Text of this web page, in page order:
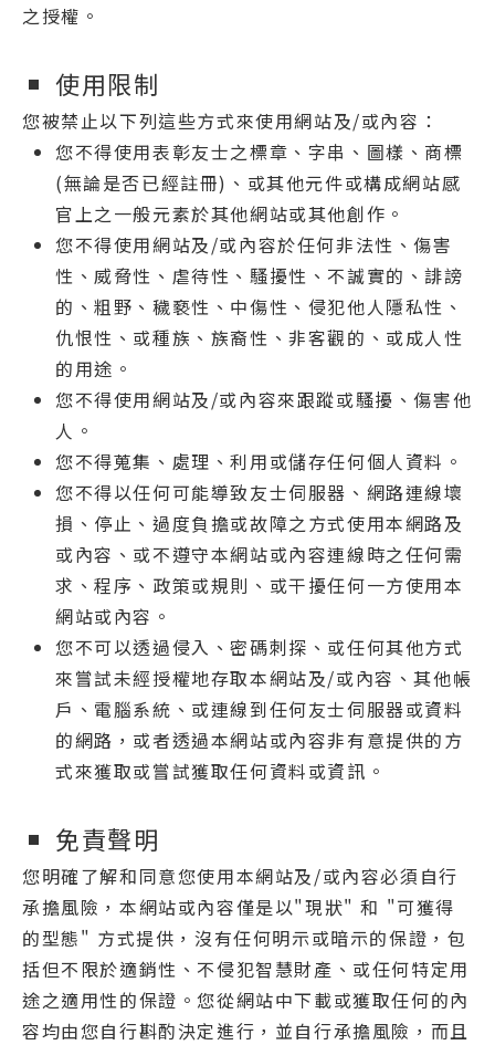
之授權。
使用限制
您被禁止以下列這些方式來使用網站及/或內容：
您不得使用表彰友士之標章、字串、圖樣、商標
(無論是否已經註冊)、或其他元件或構成網站感
官上之一般元素於其他網站或其他創作。
您不得使用網站及/或內容於任何非法性、傷害
性、威脅性、虐待性、騷擾性、不誠實的、誹謗
的、粗野、穢褻性、中傷性、侵犯他人隱私性、
仇恨性、或種族、族裔性、非客觀的、或成人性
的用途。
您不得使用網站及/或內容來跟蹤或騷擾、傷害他
人。
您不得蒐集、處理、利用或儲存任何個人資料。
您不得以任何可能導致友士伺服器、網路連線壞
損、停止、過度負擔或故障之方式使用本網路及
或內容、或不遵守本網站或內容連線時之任何需
求、程序、政策或規則、或干擾任何一方使用本
網站或內容。
您不可以透過侵入、密碼刺探、或任何其他方式
來嘗試未經授權地存取本網站及/或內容、其他帳
戶、電腦系統、或連線到任何友士伺服器或資料
的網路，或者透過本網站或內容非有意提供的方
式來獲取或嘗試獲取任何資料或資訊。
免責聲明
您明確了解和同意您使用本網站及/或內容必須自行
承擔風險，本網站或內容僅是以"現狀" 和 "可獲得
的型態" 方式提供，沒有任何明示或暗示的保證，包
括但不限於適銷性、不侵犯智慧財產、或任何特定用
途之適用性的保證。您從網站中下載或獲取任何的內
容均由您自行斟酌決定進行，並自行承擔風險，而且